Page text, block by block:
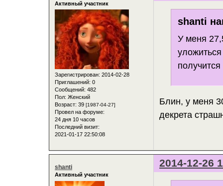
Активный участник
Зарегистрирован: 2014-02-28
Приглашений: 0
Сообщений: 482
Пол: Женский
Возраст: 39 [1987-04-27]
Провел на форуме:
24 дня 10 часов
Последний визит:
2021-01-17 22:50:08
shanti
У меня
получится
Блин, у меня
декрета
2014-12-26
shanti
Активный участник